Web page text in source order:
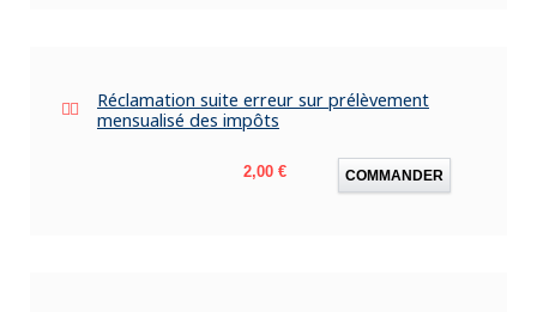
Réclamation suite erreur sur prélèvement
mensualisé des impôts
Prix
2,00 € COMMANDER